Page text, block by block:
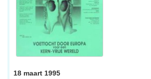
18 maart 1995